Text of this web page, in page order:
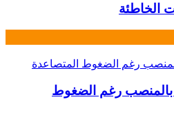
الخاطئة
رغم الضغوط